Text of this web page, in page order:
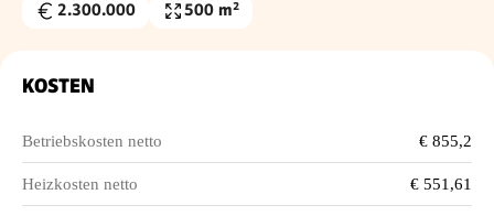
Kaufpreis
2.300.000
Wohnfläche
500 m²
KOSTEN
Betriebskosten netto € 855,2
Heizkosten netto € 551,61